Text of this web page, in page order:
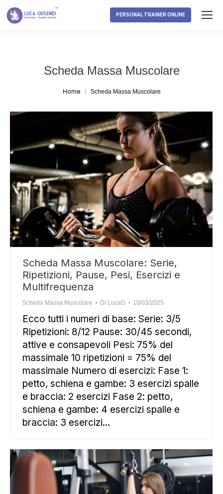
PERSONAL TRAINER ONLINE
Scheda Massa Muscolare
Tu sei qui:
Home Scheda Massa Muscolare
Scheda Massa Muscolare: Serie,
Ripetizioni, Pause, Pesi, Esercizi e
Multifrequenza
Scheda Massa Muscolare Di LucaG 10/03/2025
Ecco tutti i numeri di base: Serie: 3/5
Ripetizioni: 8/12 Pause: 30/45 secondi,
attive e consapevoli Pesi: 75% del
massimale 10 ripetizioni = 75% del
massimale Numero di esercizi: Fase 1:
petto, schiena e gambe: 3 esercizi spalle
e braccia: 2 esercizi Fase 2: petto,
schiena e gambe: 4 esercizi spalle e
braccia: 3 esercizi…